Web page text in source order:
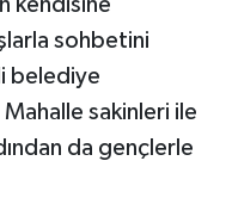
kendisine
sohbetini
belediye
sakinleri ile
da gençlerle